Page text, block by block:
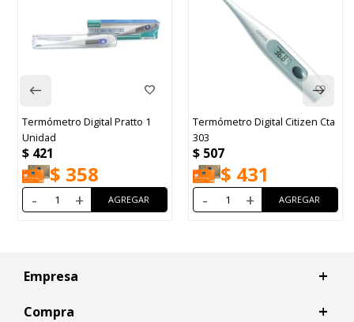
Termómetro Digital Pratto 1
Unidad
$ 421
$ 358
- +
Termómetro Digital Citizen Cta
303
$ 507
$ 431
- +
Empresa
Compra